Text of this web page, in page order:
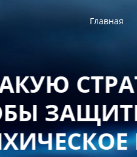
Главная